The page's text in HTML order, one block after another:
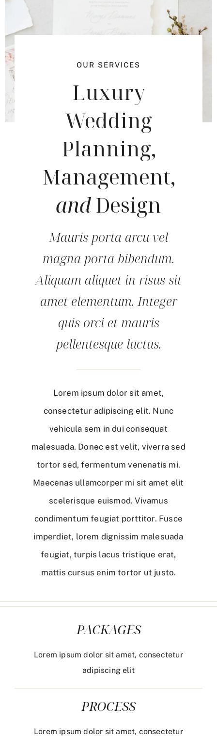
OUR SERVICES
Luxury
Wedding
Planning,
Management,
andDesign
Mauris porta arcu vel
magna porta bibendum.
Aliquam aliquet in risus sit
amet elementum. Integer
quis orci et mauris
pellentesque luctus.
Lorem ipsum dolor sit amet,
consectetur adipiscing elit. Nunc
vehicula sem in dui consequat
malesuada. Donec est velit, viverra sed
tortor sed, fermentum venenatis mi.
Maecenas ullamcorper mi sit amet elit
scelerisque euismod. Vivamus
condimentum feugiat porttitor. Fusce
imperdiet, lorem dignissim malesuada
feugiat, turpis lacus tristique erat,
mattis cursus enim tortor ut justo.
PACKAGES
Lorem ipsum dolor sit amet, consectetur
adipiscing elit
PROCESS
Lorem ipsum dolor sit amet, consectetur